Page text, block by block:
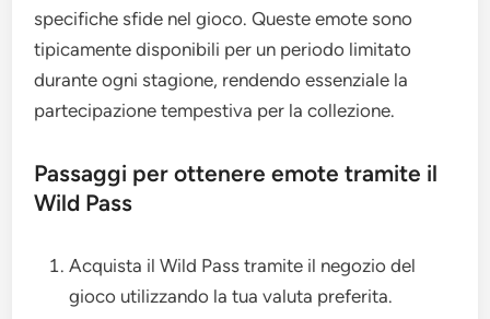
specifiche sfide nel gioco. Queste emote sono
tipicamente disponibili per un periodo limitato
durante ogni stagione, rendendo essenziale la
partecipazione tempestiva per la collezione.
Passaggi per ottenere emote tramite il
Wild Pass
Acquista il Wild Pass tramite il negozio del
gioco utilizzando la tua valuta preferita.